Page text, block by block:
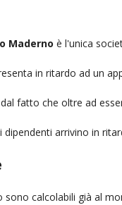
Maderno è l'unica
in ritardo ad un
fatto che oltre ad
dipendenti arrivino in
calcolabili già al